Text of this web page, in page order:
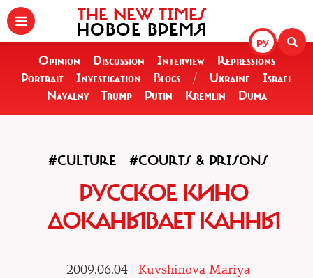
РУ
THE NEW TIMES
НОВОЕ ВРЕМЯ
Opinion Discussion Interview
Repressions
Portrait
Investigation Blogs / Ukraine
Israel
Navalny
Trump Putin Kremlin Duma
#CULTURE #COURTS & PRISONS
РУССКОЕ КИНО
ДОКАНЫВАЕТ КАННЫ
2009.06.04 | Kuvshinova Mariya